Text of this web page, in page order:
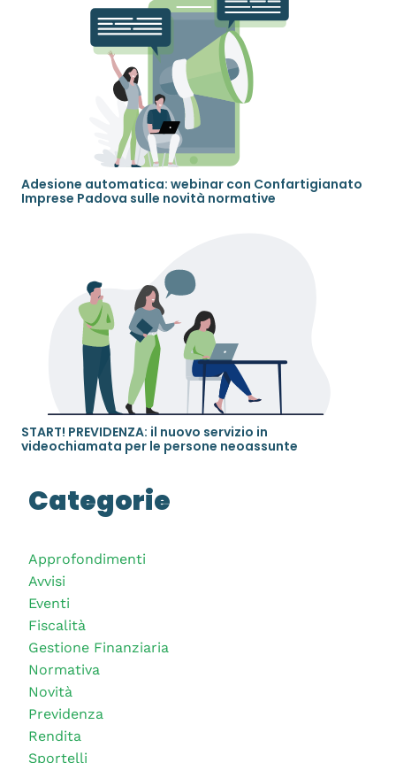
Adesione automatica: webinar con Confartigianato
Imprese Padova sulle novità normative
START! PREVIDENZA: il nuovo servizio in
videochiamata per le persone neoassunte
Categorie
Approfondimenti
Avvisi
Eventi
Fiscalità
Gestione Finanziaria
Normativa
Novità
Previdenza
Rendita
Sportelli